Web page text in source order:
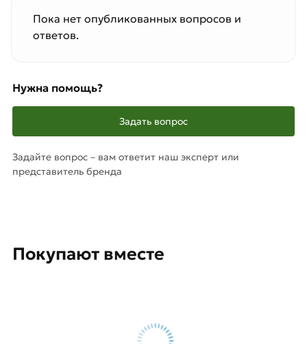
Пока нет опубликованных вопросов и
ответов.
Нужна помощь?
Задать вопрос
Задайте вопрос – вам ответит наш эксперт или
представитель бренда
Покупают вместе